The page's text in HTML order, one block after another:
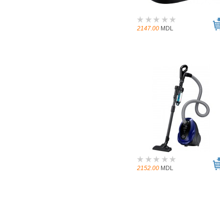
2147.00 MDL
2152.00 MDL